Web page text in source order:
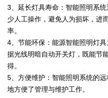
3、延长灯具寿命：智能照明系
少人工操作，避免人为损坏，进
率。
4、节能环保：能源智能照明灯
据光线明暗自动开关灯，既能节
得。
5、方便维护：智能照明系统的
地方便了管理与维护工作。